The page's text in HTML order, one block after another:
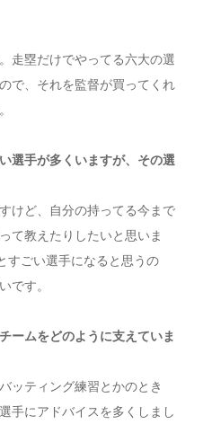
走塁だけでやってる六大の選
で、それを監督が買ってくれ
選手が多くいますが、その選
けど、自分の持ってる今まで
て教えたりしたいと思いま
すごい選手になると思うの
です。
ームをどのように支えていま
ッティング練習とかのとき
手にアドバイスを多くしまし